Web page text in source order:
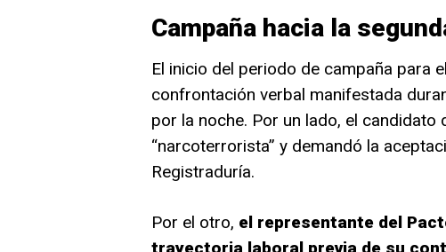
Campaña hacia la
El inicio del periodo de campaña para
confrontación verbal manifestada
por la noche. Por un lado, el
“narcoterrorista” y demandó la
Registraduría.
Por el otro, el representante del